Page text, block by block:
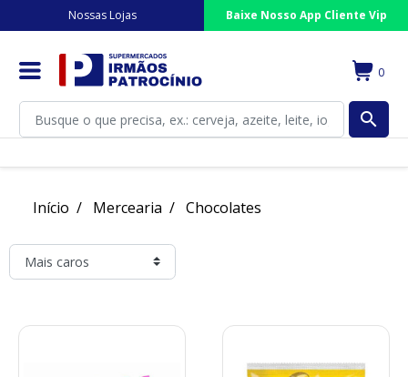
Nossas Lojas Baixe Nosso App Cliente Vip
0
search
Início Mercearia Chocolates